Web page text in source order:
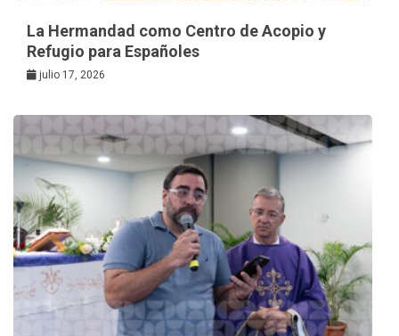
La Hermandad como Centro de Acopio y
Refugio para Españoles
julio 17, 2026